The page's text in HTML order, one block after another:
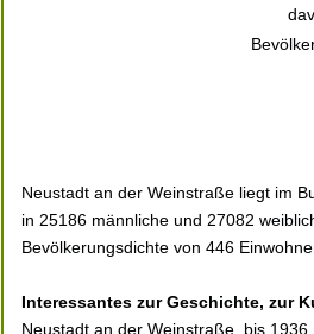
Neustadt an der Weinstraße liegt im
in 25186 männliche und 27082
Bevölkerungsdichte von 446
Interessantes zur Geschichte, zur
Neustadt an der Weinstraße, bis